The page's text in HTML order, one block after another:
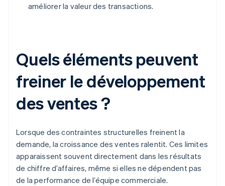
améliorer la valeur des transactions.
Quels éléments peuvent
freiner le développement
des ventes ?
Lorsque des contraintes structurelles freinent la
demande, la croissance des ventes ralentit. Ces limites
apparaissent souvent directement dans les résultats
de chiffre d’affaires, même si elles ne dépendent pas
de la performance de l’équipe commerciale.